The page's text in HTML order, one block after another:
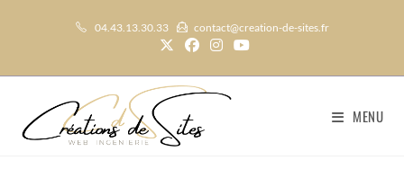
04.43.13.30.33 contact@creation-de-sites.fr
MENU